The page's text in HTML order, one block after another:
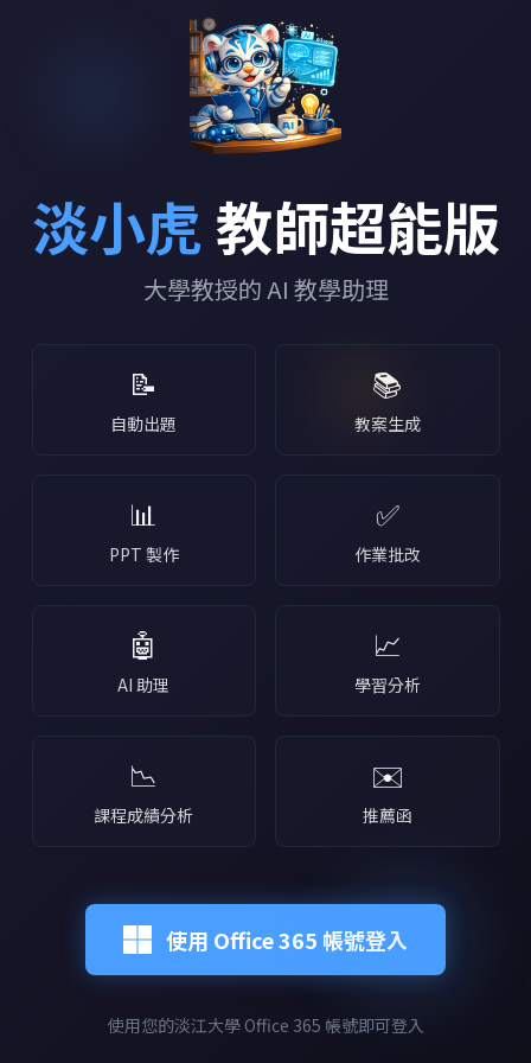
淡小虎 教師超能版
大學教授的 AI 教學助理
📝
自動出題
📚
教案生成
📊
PPT 製作
✅
作業批改
🤖
AI 助理
📈
學習分析
📉
課程成績分析
✉️
推薦函
使用 Office 365 帳號登入
使用您的淡江大學 Office 365 帳號即可登入